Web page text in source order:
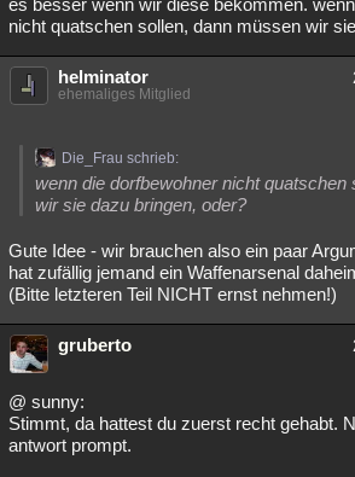
es besser wenn wir diese bekommen.
nicht quatschen sollen, dann müssen wir
helminator
ehemaliges Mitglied
Die_Frau schrieb:
wenn die dorfbewohner nicht quatschen
wir sie dazu bringen, oder?
Gute Idee - wir brauchen also ein paar
hat zufällig jemand ein Waffenarsenal
(Bitte letzteren Teil NICHT ernst nehmen!)
gruberto
@ sunny:
Stimmt, da hattest du zuerst recht gehabt.
antwort prompt.